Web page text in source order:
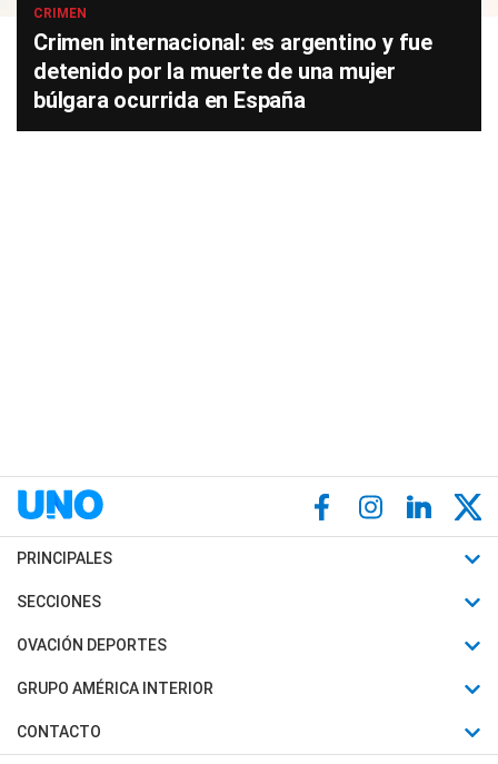
CRIMEN
Crimen internacional: es argentino y fue
detenido por la muerte de una mujer
búlgara ocurrida en España
PRINCIPALES
Últimas Noticias
Política
Judiciales
SECCIONES
Horóscopo
Motores
Trucos caseros
OVACIÓN DEPORTES
Fútbol
Mundial
Automovilismo
GRUPO AMÉRICA INTERIOR
Canal 7 en Vivo
CONTACTO